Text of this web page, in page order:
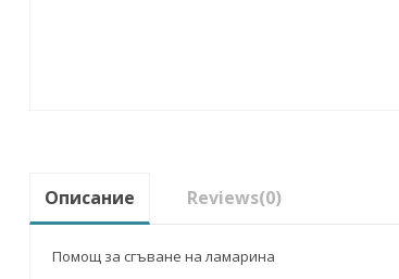
Описание Reviews(0)
Помощ за сгъване на ламарина